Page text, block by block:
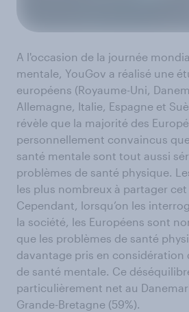
A l'occasion de la journée
mentale, YouGov a réalisé une
européens (Royaume-Uni,
Allemagne, Italie, Espagne et
révèle que la majorité des
personnellement convaincus
santé mentale sont tout aussi
problèmes de santé physique.
les plus nombreux à partager cet
Cependant, lorsqu’on les
la société, les Européens sont
que les problèmes de santé
davantage pris en considération
de santé mentale. Ce
particulièrement net au
Grande-Bretagne (59%).